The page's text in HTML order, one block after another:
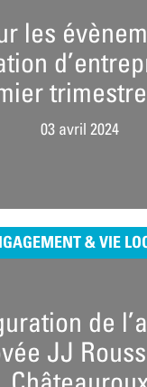
les
trimestre
03 avril 2024
& VIE
de
JJ